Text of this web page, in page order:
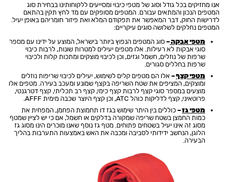
אנו מחזיקים בכל גודל וסוג של מטפי כיבוי ומסייעים ללקוחותינו בבחירת סוג
המטפים הנכון והמתאים עבורם. המטפים מסופקים עם מד לחץ תקין בהתאם
לדרישות החוק, דבר המאפשר את תפקודם המלא ואת פיזור חומריהם באופן יעיל.
המטפים נחלקים לשלושה סוגים עיקריים:
מטפי אבקה– סוג המטפים הנפוץ ביותר בישראל, המוצע על ידינו עם מספר
סוגי אבקות לא רעילות. אלו מטפים יעילים למטרות שונות, לרבות כיבוי
שרפות של נוזלים, חשמל וגזים, וכן לכיבוי מוצקים ומתכות קלות ולכיבוי
שרפות בחללים סגורים.
מטפי קצף– אלו הם מטפים קלים לשימוש, יעילים לכיבוי שריפות נוזלים
ומוצקים, המציפים את שטח השריפה בקצף שמונע ומעכב בעירה. מטפים אלו
מוצעים במספר סוגי קצף לרבות קצף כימי, קצף רב תכליתי, קצף דטרגנטי,
פרוטאיני, קצף לדליקות כוהל ATC, וכן קצף היוצר שכבה מימית AFFF.
מטפי גז– כוללים בין היתר שימוש בגז דו תחמוצת הפחמן, המפחית את
כמות החמצן בשטח שריפה שמקורה בדלקים או חשמל, אם כי יש לציין שמטף
מסוג זה אינו יעיל בשטחים פתוחים. מטף גז נוסף שאנו מוכרים הינו מסוג גז
הלוגן, הנחשב ידידותי לסביבה ומכבה את האש באמצעות התערבות בהליך
הבעירה.